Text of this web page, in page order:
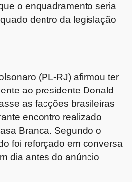
o enquadramento seria
dentro da legislação
(PL-RJ) afirmou ter
ao presidente Donald
as facções brasileiras
encontro realizado
Branca. Segundo o
foi reforçado em conversa
dia antes do anúncio